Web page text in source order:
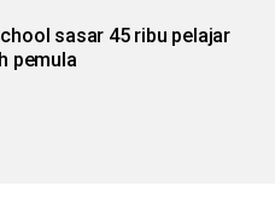
sasar 45 ribu pelajar
pemula